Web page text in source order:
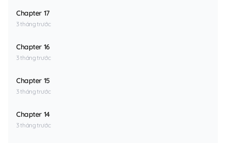
Chapter 17
3 tháng trước
Chapter 16
3 tháng trước
Chapter 15
3 tháng trước
Chapter 14
3 tháng trước